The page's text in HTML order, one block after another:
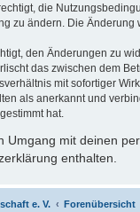
die
zu ändern. Die Änderung
den Änderungen zu
das zwischen dem
mit sofortiger
als anerkannt und
hat.
Umgang mit deinen
enthalten.
e. V. Forenübersicht